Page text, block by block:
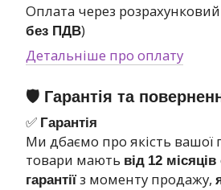
Оплата через розрахунковий
без ПДВ)
Детальніше про оплату
🛡 Гарантія та
✅ Гарантія
Ми дбаємо про якість вашої
товари мають від 12 місяців
гарантії з моменту продажу,